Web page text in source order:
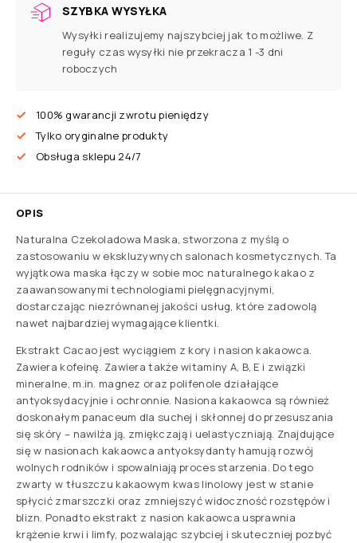
SZYBKA WYSYŁKA
Wysyłki realizujemy najszybciej jak to możliwe. Z
reguły czas wysyłki nie przekracza 1 -3 dni
roboczych
100% gwarancji zwrotu pieniędzy
Tylko oryginalne produkty
Obsługa sklepu 24/7
OPIS
Naturalna Czekoladowa Maska, stworzona z myślą o
zastosowaniu w ekskluzywnych salonach kosmetycznych. Ta
wyjątkowa maska łączy w sobie moc naturalnego kakao z
zaawansowanymi technologiami pielęgnacyjnymi,
dostarczając niezrównanej jakości usług, które zadowolą
nawet najbardziej wymagające klientki.
Ekstrakt Cacao jest wyciągiem z kory i nasion kakaowca.
Zawiera kofeinę. Zawiera także witaminy A, B, E i związki
mineralne, m.in. magnez oraz polifenole działające
antyoksydacyjnie i ochronnie. Nasiona kakaowca są również
doskonałym panaceum dla suchej i skłonnej do przesuszania
się skóry – nawilża ją, zmiękczają i uelastyczniają. Znajdujące
się w nasionach kakaowca antyoksydanty hamują rozwój
wolnych rodników i spowalniają proces starzenia. Do tego
zwarty w tłuszczu kakaowym kwas linolowy jest w stanie
spłycić zmarszczki oraz zmniejszyć widoczność rozstępów i
blizn. Ponadto ekstrakt z nasion kakaowca usprawnia
krążenie krwi i limfy, pozwalając szybciej i skuteczniej pozbyć